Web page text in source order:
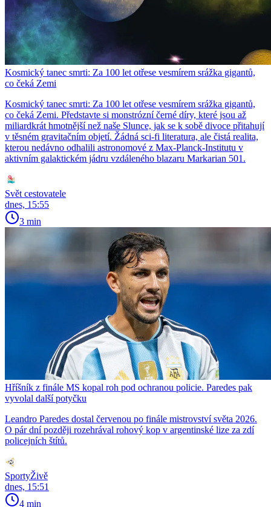
Kosmický tanec smrti: Za 100 let otřese vesmírem srážka gigantů,
co čeká Zemi
Kosmický tanec smrti: Za 100 let otřese vesmírem srážka gigantů,
co čeká Zemi. Představte si monstrózní černé díry, které jsou až
miliardkrát hmotnější než naše Slunce, jak se k sobě divoce přitahují
v těsném gravitačním objetí. Žádná sci-fi literatura, ale čistá realita,
kterou nedávno odhalili astronomové z Max-Planck-Institutu v
aktivním galaktickém jádru vzdáleného blazaru Markarian 501.
Svět cestovatele
dnes, 15:55
3 min
Hříšník z finále MS kopal roh pod ochranou policie. Paredes pak
vyvolal další potyčku
Leandro Paredes dostal červenou po finále mistrovství světa 2026.
O pár dní později rozehrával rohový kop v argentinské lize za zdí
policejních štítů.
SportyŽivě
dnes, 15:51
4 min